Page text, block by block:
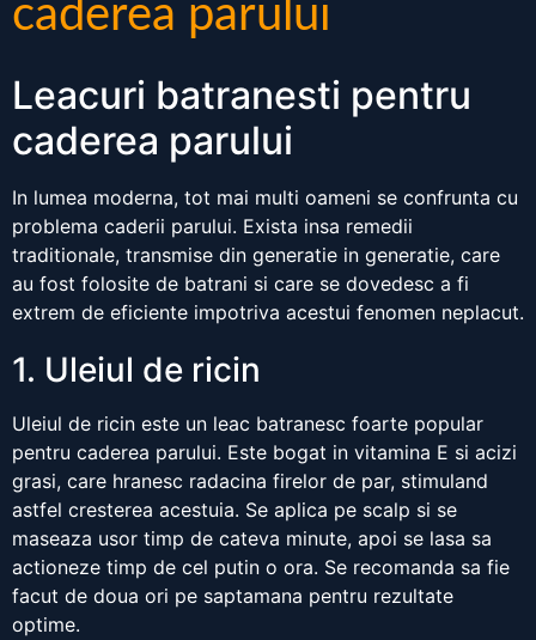
caderea parului
Leacuri batranesti pentru
caderea parului
In lumea moderna, tot mai multi oameni se confrunta cu
problema caderii parului. Exista insa remedii
traditionale, transmise din generatie in generatie, care
au fost folosite de batrani si care se dovedesc a fi
extrem de eficiente impotriva acestui fenomen neplacut.
1. Uleiul de ricin
Uleiul de ricin este un leac batranesc foarte popular
pentru caderea parului. Este bogat in vitamina E si acizi
grasi, care hranesc radacina firelor de par, stimuland
astfel cresterea acestuia. Se aplica pe scalp si se
maseaza usor timp de cateva minute, apoi se lasa sa
actioneze timp de cel putin o ora. Se recomanda sa fie
facut de doua ori pe saptamana pentru rezultate
optime.